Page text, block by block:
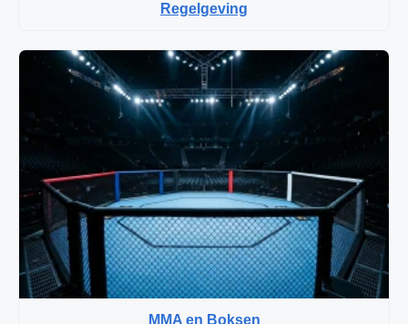
Regelgeving
MMA en Boksen